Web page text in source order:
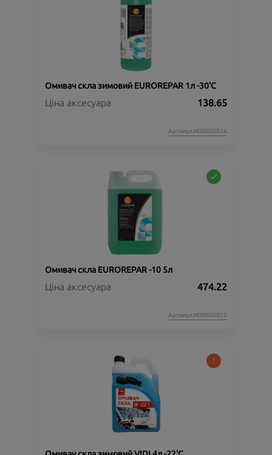
Омивач скла зимовий EUROREPAR 1л -30'C
Ціна аксесуара 138.65
Артикул:N00000856
Омивач скла EUROREPAR -10 5л
Ціна аксесуара 474.22
Артикул:N00000857